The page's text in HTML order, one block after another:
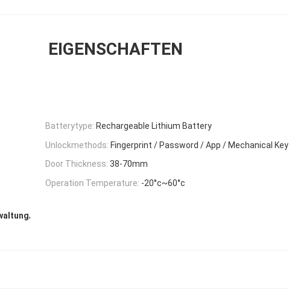
EIGENSCHAFTEN
Batterytype: Rechargeable Lithium Battery
Unlockmethods: Fingerprint / Password / App / Mechanical Key
Door Thickness: 38-70mm
Operation Temperature: -20°c~60°c
,